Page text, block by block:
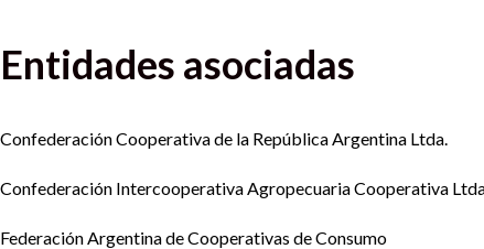
Entidades asociadas
Confederación Cooperativa de la República Argentina Ltda.
Confederación Intercooperativa Agropecuaria Cooperativa
Federación Argentina de Cooperativas de Consumo